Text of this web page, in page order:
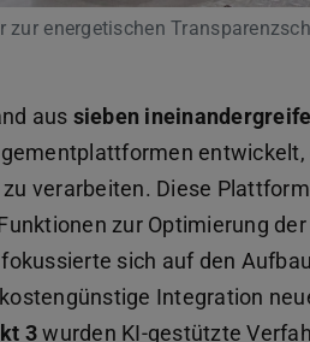
zur energetischen
aus sieben
verarbeiten. Diese
zur Optimierung
fokussierte sich auf den
Integration
3wurden KI-gestützte